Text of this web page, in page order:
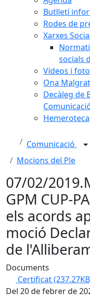
Butlletí
Rodes de
Xarxes
socials
Vídeos i
Ona Malgrat
Decàleg de
Hemeroteca
Comunicació
Mocions del Ple
07/02/
GPM CUP-
els acords
moció
de
Documents
Certificat
Del 20 de febrer de